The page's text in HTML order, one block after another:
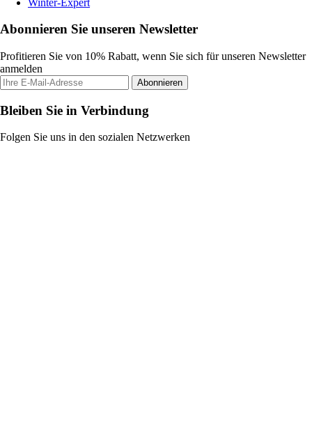
Abonnieren Sie unseren Newsletter
Profitieren Sie von 10% Rabatt, wenn Sie sich für unseren Newsletter
anmelden
Abonnieren
Bleiben Sie in Verbindung
Folgen Sie uns in den sozialen Netzwerken